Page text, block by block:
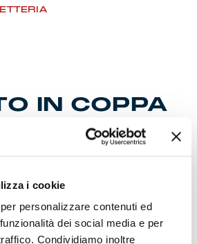
i cookie
personalizzare contenuti ed
dei social media e per
Condividiamo inoltre
IN COPPA
per 28.101 abbonati stagione
abituali canali di